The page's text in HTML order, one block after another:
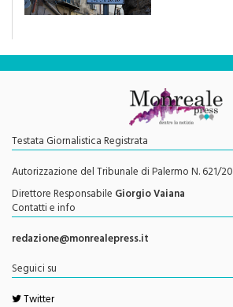
Testata Giornalistica Registrata
Autorizzazione del Tribunale di Palermo N. 621/2013
Direttore ResponsabileGiorgio Vaiana
Contatti e info
redazione@monrealepress.it
Seguici su